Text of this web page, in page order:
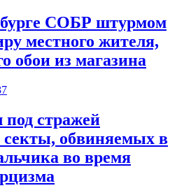
СОБР штурмом
местного жителя,
обои из магазина
под стражей
секты, обвиняемых в
во время